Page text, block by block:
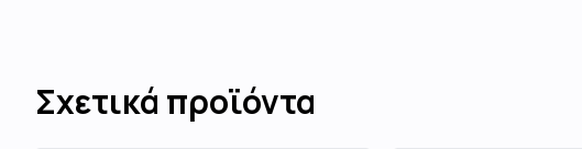
Σχετικά προϊόντα